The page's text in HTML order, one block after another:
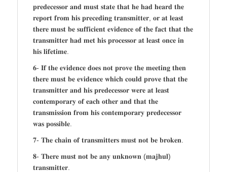
𝐩𝐫𝐞𝐝𝐞𝐜𝐞𝐬𝐬𝐨𝐫 𝐚𝐧𝐝 𝐦𝐮𝐬𝐭 𝐬𝐭𝐚𝐭𝐞 𝐭𝐡𝐚𝐭 𝐡𝐞 𝐡𝐚𝐝 𝐡𝐞𝐚𝐫𝐝 𝐭𝐡𝐞
𝐫𝐞𝐩𝐨𝐫𝐭 𝐟𝐫𝐨𝐦 𝐡𝐢𝐬 𝐩𝐫𝐞𝐜𝐞𝐝𝐢𝐧𝐠 𝐭𝐫𝐚𝐧𝐬𝐦𝐢𝐭𝐭𝐞𝐫, 𝐨𝐫 𝐚𝐭 𝐥𝐞𝐚𝐬𝐭
𝐭𝐡𝐞𝐫𝐞 𝐦𝐮𝐬𝐭 𝐛𝐞 𝐬𝐮𝐟𝐟𝐢𝐜𝐢𝐞𝐧𝐭 𝐞𝐯𝐢𝐝𝐞𝐧𝐜𝐞 𝐨𝐟 𝐭𝐡𝐞 𝐟𝐚𝐜𝐭 𝐭𝐡𝐚𝐭 𝐭𝐡𝐞
𝐭𝐫𝐚𝐧𝐬𝐦𝐢𝐭𝐭𝐞𝐫 𝐡𝐚𝐝 𝐦𝐞𝐭 𝐡𝐢𝐬 𝐩𝐫𝐨𝐜𝐞𝐬𝐬𝐨𝐫 𝐚𝐭 𝐥𝐞𝐚𝐬𝐭 𝐨𝐧𝐜𝐞 𝐢𝐧
𝐡𝐢𝐬 𝐥𝐢𝐟𝐞𝐭𝐢𝐦𝐞.
𝟔- 𝐈𝐟 𝐭𝐡𝐞 𝐞𝐯𝐢𝐝𝐞𝐧𝐜𝐞 𝐝𝐨𝐞𝐬 𝐧𝐨𝐭 𝐩𝐫𝐨𝐯𝐞 𝐭𝐡𝐞 𝐦𝐞𝐞𝐭𝐢𝐧𝐠 𝐭𝐡𝐞𝐧
𝐭𝐡𝐞𝐫𝐞 𝐦𝐮𝐬𝐭 𝐛𝐞 𝐞𝐯𝐢𝐝𝐞𝐧𝐜𝐞 𝐰𝐡𝐢𝐜𝐡 𝐜𝐨𝐮𝐥𝐝 𝐩𝐫𝐨𝐯𝐞 𝐭𝐡𝐚𝐭 𝐭𝐡𝐞
𝐭𝐫𝐚𝐧𝐬𝐦𝐢𝐭𝐭𝐞𝐫 𝐚𝐧𝐝 𝐡𝐢𝐬 𝐩𝐫𝐞𝐝𝐞𝐜𝐞𝐬𝐬𝐨𝐫 𝐰𝐞𝐫𝐞 𝐚𝐭 𝐥𝐞𝐚𝐬𝐭
𝐜𝐨𝐧𝐭𝐞𝐦𝐩𝐨𝐫𝐚𝐫𝐲 𝐨𝐟 𝐞𝐚𝐜𝐡 𝐨𝐭𝐡𝐞𝐫 𝐚𝐧𝐝 𝐭𝐡𝐚𝐭 𝐭𝐡𝐞
𝐭𝐫𝐚𝐧𝐬𝐦𝐢𝐬𝐬𝐢𝐨𝐧 𝐟𝐫𝐨𝐦 𝐡𝐢𝐬 𝐜𝐨𝐧𝐭𝐞𝐦𝐩𝐨𝐫𝐚𝐫𝐲 𝐩𝐫𝐞𝐝𝐞𝐜𝐞𝐬𝐬𝐨𝐫
𝐰𝐚𝐬 𝐩𝐨𝐬𝐬𝐢𝐛𝐥𝐞.
𝟕- 𝐓𝐡𝐞 𝐜𝐡𝐚𝐢𝐧 𝐨𝐟 𝐭𝐫𝐚𝐧𝐬𝐦𝐢𝐭𝐭𝐞𝐫𝐬 𝐦𝐮𝐬𝐭 𝐧𝐨𝐭 𝐛𝐞 𝐛𝐫𝐨𝐤𝐞𝐧.
𝟖- 𝐓𝐡𝐞𝐫𝐞 𝐦𝐮𝐬𝐭 𝐧𝐨𝐭 𝐛𝐞 𝐚𝐧𝐲 𝐮𝐧𝐤𝐧𝐨𝐰𝐧 (𝐦𝐚𝐣𝐡𝐮𝐥)
𝐭𝐫𝐚𝐧𝐬𝐦𝐢𝐭𝐭𝐞𝐫.